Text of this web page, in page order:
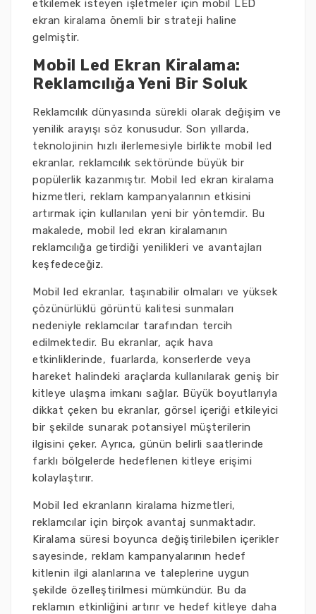
etkilemek isteyen işletmeler için mobil LED
ekran kiralama önemli bir strateji haline
gelmiştir.
Mobil Led Ekran Kiralama:
Reklamcılığa Yeni Bir Soluk
Reklamcılık dünyasında sürekli olarak değişim ve
yenilik arayışı söz konusudur. Son yıllarda,
teknolojinin hızlı ilerlemesiyle birlikte mobil led
ekranlar, reklamcılık sektöründe büyük bir
popülerlik kazanmıştır. Mobil led ekran kiralama
hizmetleri, reklam kampanyalarının etkisini
artırmak için kullanılan yeni bir yöntemdir. Bu
makalede, mobil led ekran kiralamanın
reklamcılığa getirdiği yenilikleri ve avantajları
keşfedeceğiz.
Mobil led ekranlar, taşınabilir olmaları ve yüksek
çözünürlüklü görüntü kalitesi sunmaları
nedeniyle reklamcılar tarafından tercih
edilmektedir. Bu ekranlar, açık hava
etkinliklerinde, fuarlarda, konserlerde veya
hareket halindeki araçlarda kullanılarak geniş bir
kitleye ulaşma imkanı sağlar. Büyük boyutlarıyla
dikkat çeken bu ekranlar, görsel içeriği etkileyici
bir şekilde sunarak potansiyel müşterilerin
ilgisini çeker. Ayrıca, günün belirli saatlerinde
farklı bölgelerde hedeflenen kitleye erişimi
kolaylaştırır.
Mobil led ekranların kiralama hizmetleri,
reklamcılar için birçok avantaj sunmaktadır.
Kiralama süresi boyunca değiştirilebilen içerikler
sayesinde, reklam kampanyalarının hedef
kitlenin ilgi alanlarına ve taleplerine uygun
şekilde özelleştirilmesi mümkündür. Bu da
reklamın etkinliğini artırır ve hedef kitleye daha